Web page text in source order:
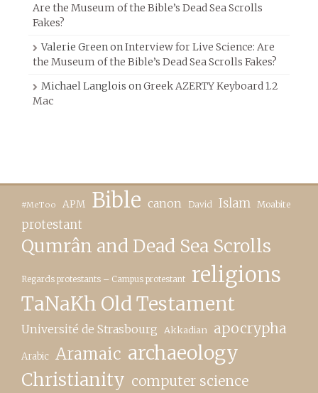
Are the Museum of the Bible’s Dead Sea Scrolls
Fakes?
Valerie GreenonInterview for Live Science: Are
the Museum of the Bible’s Dead Sea Scrolls Fakes?
Michael Langlois onGreek AZERTY Keyboard 1.2
Mac
#MeToo APM Bible canon David Islam Moabite
protestant
Qumrân and Dead Sea Scrolls
Regards protestants – Campus protestant religions
TaNaKh Old Testament
Université de Strasbourg Akkadian apocrypha
Arabic Aramaic archaeology
Christianity computer science